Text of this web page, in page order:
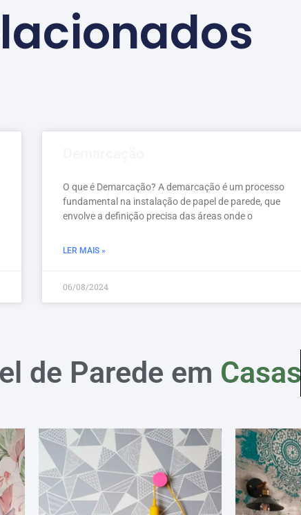
O que é Demarcação? A demarcação é um processo
fundamental na instalação de papel de parede, que
envolve a definição precisa das áreas onde o
LER MAIS »
06/08/2024
de Parede em Casas